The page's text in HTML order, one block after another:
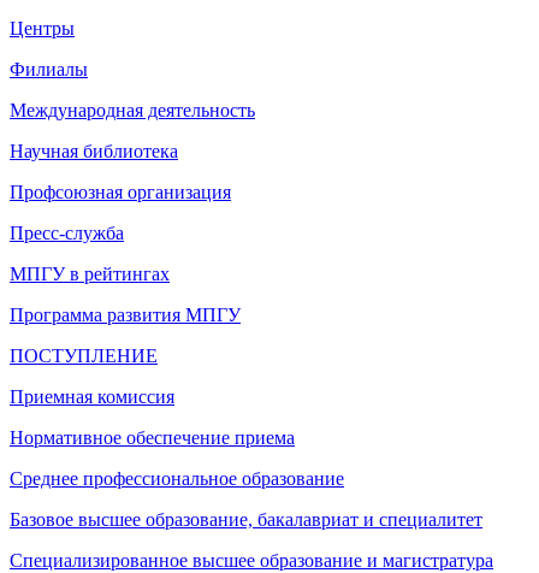
Центры
Филиалы
Международная деятельность
Научная библиотека
Профсоюзная организация
Пресс-служба
МПГУ в рейтингах
Программа развития МПГУ
ПОСТУПЛЕНИЕ
Приемная комиссия
Нормативное обеспечение приема
Среднее профессиональное образование
Базовое высшее образование, бакалавриат и специалитет
Специализированное высшее образование и магистратура